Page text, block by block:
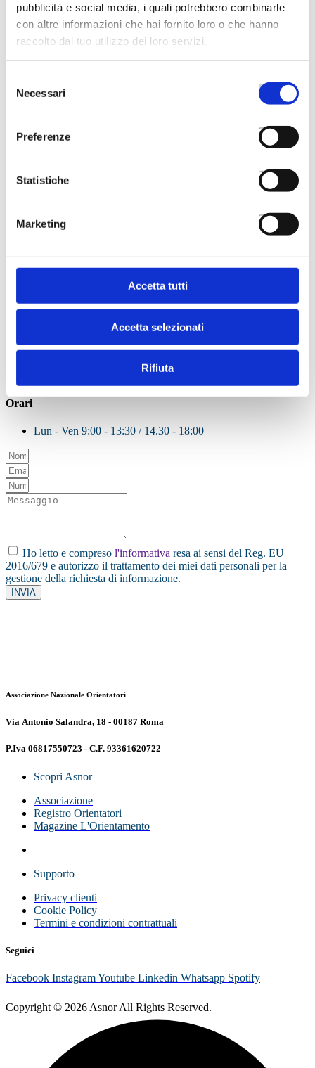
pubblicità e social media, i quali potrebbero combinarle
con altre informazioni che hai fornito loro o che hanno
raccolto dal tuo utilizzo dei loro servizi.
delNecessari
Preferenze
Statistiche
Marketing
Accetta tutti
Accetta selezionati
Rifiuta
Cognome
completa
Presto il consenso al trattamento dei miei dati personali per l’iscrizione
alla newsletter e l’invio di comunicazioni informative e promozionali di Asnor
Hai bisogno di informazioni o assistenza?
competenza e attenzione.
Compila il form in tutte le sezioni.
prenderà in carico la tua richiesta e ti risponderà appena
possibile.
Orari
Lun - Ven 9:00 - 13:30 / 14.30 - 18:00
Ho letto e compreso l'informativa resa ai sensi del Reg. EU
2016/679 e autorizzo il trattamento dei miei dati personali per la
gestione della richiesta di informazione.
INVIA
Associazione Nazionale Orientatori
Via Antonio Salandra, 18 - 00187 Roma
P.Iva 06817550723 - C.F. 93361620722
Scopri Asnor
Associazione
Registro Orientatori
Magazine L'Orientamento
Supporto
Privacy clienti
Cookie Policy
Termini e condizioni contrattuali
Seguici
Facebook InstagramYoutube Linkedin Whatsapp Spotify
Copyright © 2026 Asnor All Rights Reserved.